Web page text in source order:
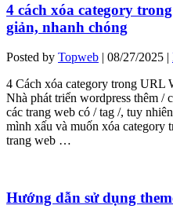
4 cách xóa category
giản, nhanh chóng
Posted by Topweb | 08/27/2025 |
4 Cách xóa category trong URL
Nhà phát triển wordpress thêm /
các trang web có / tag /, tuy
mình xấu và muốn xóa category
trang web …
Hướng dẫn sử dụng